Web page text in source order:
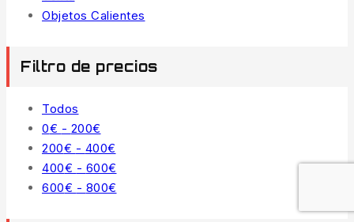
Objetos Calientes
Filtro de precios
Todos
0€ - 200€
200€ - 400€
400€ - 600€
600€ - 800€